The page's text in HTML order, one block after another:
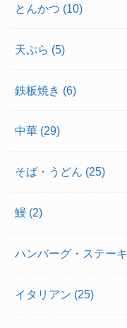
とんかつ (10)
天ぷら (5)
鉄板焼き (6)
中華 (29)
そば・うどん (25)
鰻 (2)
ハンバーグ・ステーキ
イタリアン (25)